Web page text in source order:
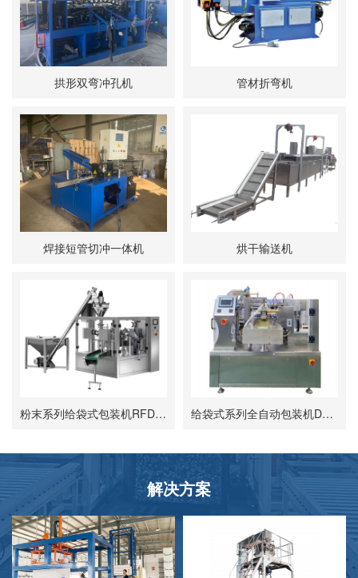
拱形双弯冲孔机 管材折弯机
焊接短管切冲一体机 烘干输送机
粉末系列给袋式包装机RFD-FM-100/300A 给袋式系列全自动包装机DS-ESPM300型
解决方案